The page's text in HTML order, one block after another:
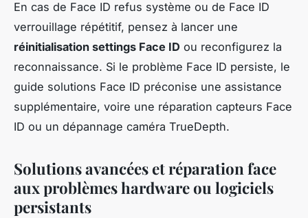
En cas de Face ID refus système ou de Face ID
verrouillage répétitif, pensez à lancer une
réinitialisation settings Face ID ou reconfigurez la
reconnaissance. Si le problème Face ID persiste, le
guide solutions Face ID préconise une assistance
supplémentaire, voire une réparation capteurs Face
ID ou un dépannage caméra TrueDepth.
Solutions avancées et réparation face
aux problèmes hardware ou logiciels
persistants